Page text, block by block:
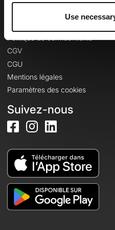
Use
Informations légales
Politique de confidentialité
CGV
CGU
Mentions légales
Paramètres des cookies
Suivez-nous